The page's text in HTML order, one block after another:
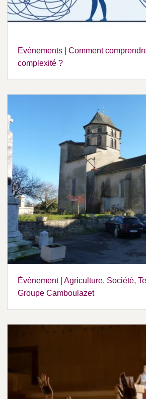
Evénements | Comment
complexité ?
Événement | Agriculture, Société,
Groupe Camboulazet